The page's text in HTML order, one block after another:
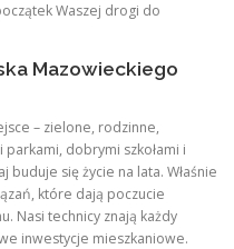
Waszej drogi do
Mazowieckiego
– zielone, rodzinne,
dobrymi szkołami i
się życie na lata. Właśnie
które dają poczucie
Nasi technicy znają każdy
inwestycje mieszkaniowe.